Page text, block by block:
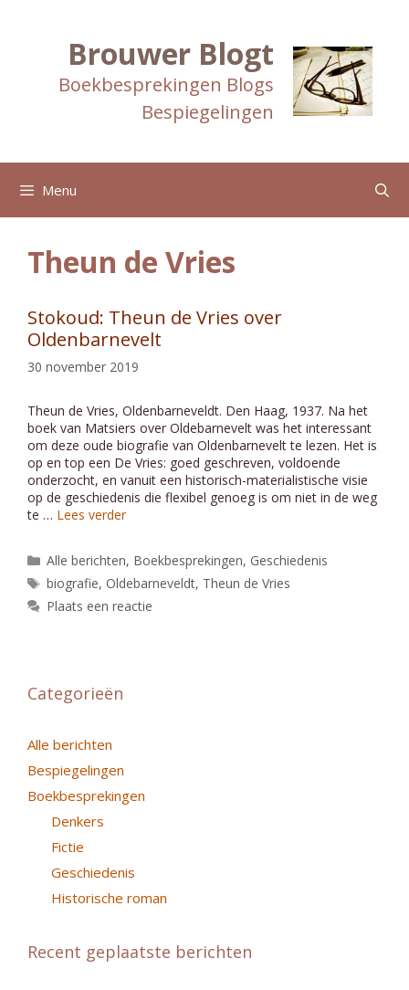
Brouwer Blogt
Boekbesprekingen Blogs
Bespiegelingen
Menu
Theun de Vries
Stokoud: Theun de Vries over
Oldenbarnevelt
30 november 2019
Theun de Vries, Oldenbarneveldt. Den Haag, 1937. Na het
boek van Matsiers over Oldebarnevelt was het interessant
om deze oude biografie van Oldenbarnevelt te lezen. Het is
op en top een De Vries: goed geschreven, voldoende
onderzocht, en vanuit een historisch-materialistische visie
op de geschiedenis die flexibel genoeg is om niet in de weg
te … Lees verder
Categorieën
Alle berichten, Boekbesprekingen, Geschiedenis
Tags
biografie,Oldebarneveldt, Theun de Vries
Plaats een reactie
Categorieën
Alle berichten
Bespiegelingen
Boekbesprekingen
Denkers
Fictie
Geschiedenis
Historische roman
Recent geplaatste berichten